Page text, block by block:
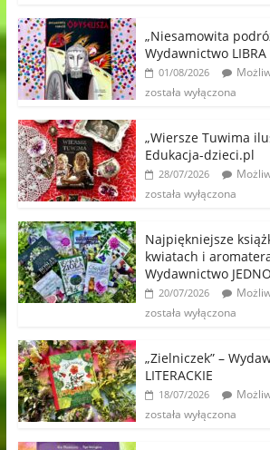
„Niesamowita
Wydawnictwo LIBRA
01/08/2026
została wyłączona
„Wiersze Tuwima
Edukacja-dzieci.pl
28/07/2026
została wyłączona
Najpiękniejsze
kwiatach i
Wydawnictwo
20/07/2026
została wyłączona
„Zielniczek” –
LITERACKIE
18/07/2026
została wyłączona